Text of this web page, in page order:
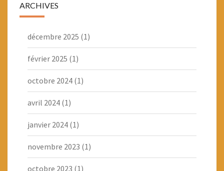
ARCHIVES
décembre 2025 (1)
février 2025 (1)
octobre 2024 (1)
avril 2024 (1)
janvier 2024 (1)
novembre 2023 (1)
octobre 2023 (1)